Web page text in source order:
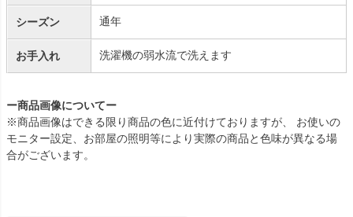
シーズン 通年
お手入れ 洗濯機の弱水流で洗えます
ー商品画像についてー
※商品画像はできる限り商品の色に近付けておりますが、 お使いの
モニター設定、お部屋の照明等により実際の商品と色味が異なる場
合がございます。